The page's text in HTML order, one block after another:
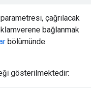
parametresi, çağrılacak
bağlanmak
bölümünde
gösterilmektedir: